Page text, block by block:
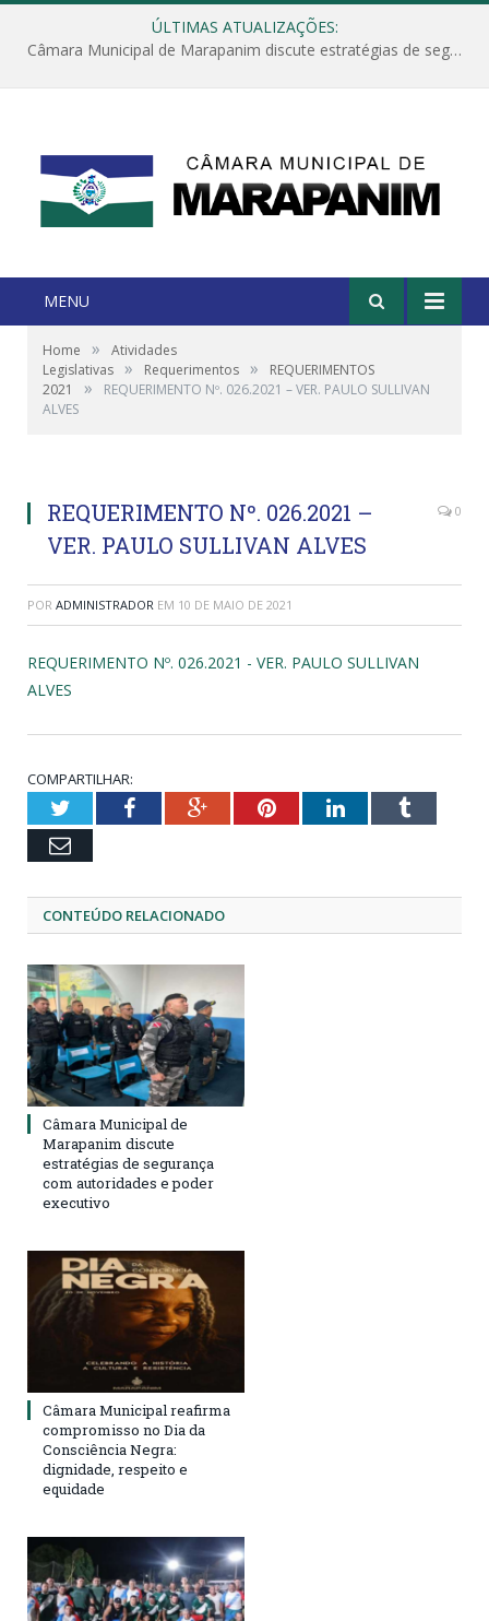
ÚLTIMAS ATUALIZAÇÕES:
Câmara Municipal de Marapanim discute estratégias de segurança com autoridades e poder executivo
MENU
Home »
Atividades
Legislativas » Requerimentos »
REQUERIMENTOS
2021
»
REQUERIMENTO Nº. 026.2021 – VER. PAULO SULLIVAN
ALVES
REQUERIMENTO Nº. 026.2021 –
VER. PAULO SULLIVAN ALVES
0
POR ADMINISTRADOR EM 10 DE MAIO DE 2021
REQUERIMENTO Nº. 026.2021 - VER. PAULO SULLIVAN
ALVES
COMPARTILHAR:
TwitterFacebookGoogle+PinterestLinkedInTumblr
Email
CONTEÚDO RELACIONADO
Câmara Municipal de
Marapanim discute
estratégias de segurança
com autoridades e poder
executivo
Câmara Municipal reafirma
compromisso no Dia da
Consciência Negra:
dignidade, respeito e
equidade